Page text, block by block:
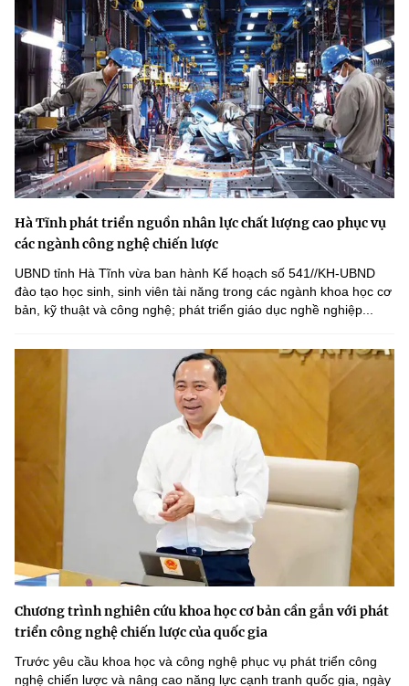
Hà Tĩnh phát triển nguồn nhân lực chất lượng cao phục vụ
các ngành công nghệ chiến lược
UBND tỉnh Hà Tĩnh vừa ban hành Kế hoạch số 541//KH-UBND
đào tạo học sinh, sinh viên tài năng trong các ngành khoa học cơ
bản, kỹ thuật và công nghệ; phát triển giáo dục nghề nghiệp...
Chương trình nghiên cứu khoa học cơ bản cần gắn với phát
triển công nghệ chiến lược của quốc gia
Trước yêu cầu khoa học và công nghệ phục vụ phát triển công
nghệ chiến lược và nâng cao năng lực cạnh tranh quốc gia, ngày